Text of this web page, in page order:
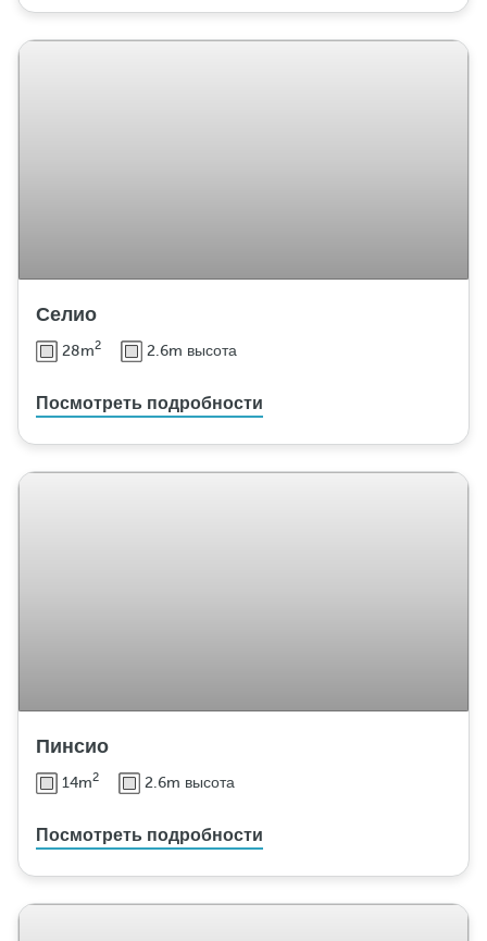
Селио
28m2 2.6m высота
Посмотреть подробности
Пинсио
14m2 2.6m высота
Посмотреть подробности